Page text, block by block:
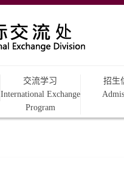
交流学习
International Exchange
Program
招生